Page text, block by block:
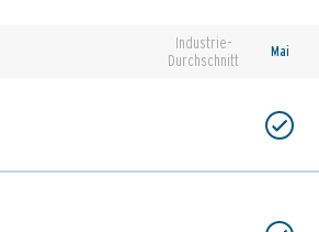
Industrie-
Durchschnitt
Mai